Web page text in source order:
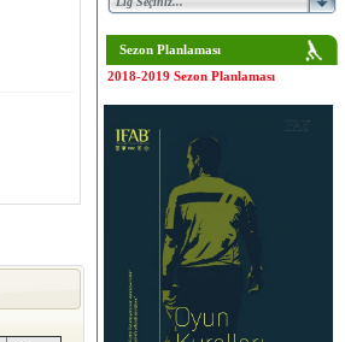
Sezon Planlaması
2018-2019 Sezon Planlaması